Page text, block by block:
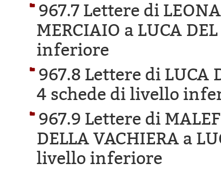
967.7 Lettere di
MERCIAIO a LUCA
inferiore
967.8 Lettere di LUCA
4 schede di livello
967.9 Lettere di
DELLA VACHIERA a
livello inferiore